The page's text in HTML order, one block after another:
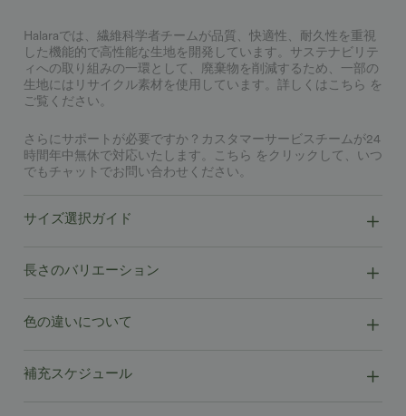
Halaraでは、繊維科学者チームが品質、快適性、耐久性を重視
した機能的で高性能な生地を開発しています。サステナビリテ
ィへの取り組みの一環として、廃棄物を削減するため、一部の
生地にはリサイクル素材を使用しています。詳しくは こちら を
ご覧ください。
さらにサポートが必要ですか？カスタマーサービスチームが24
時間年中無休で対応いたします。
こちら をクリックして、いつ
でもチャットでお問い合わせください。
サイズ選択ガイド
長さのバリエーション
色の違いについて
補充スケジュール